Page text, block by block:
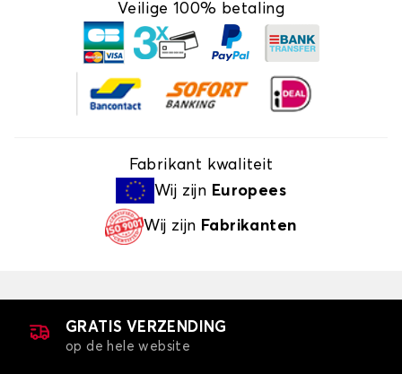
Veilige 100% betaling
Fabrikant kwaliteit
Wij zijn Europees
Wij zijn Fabrikanten
GRATIS VERZENDING
op de hele website